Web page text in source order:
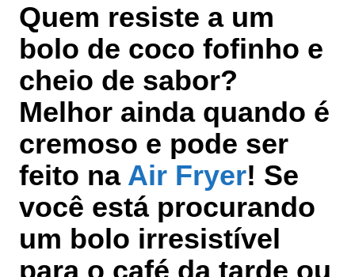
Quem resiste a um
bolo de coco fofinho e
cheio de sabor?
Melhor ainda quando é
cremoso e pode ser
feito na Air Fryer! Se
você está procurando
um bolo irresistível